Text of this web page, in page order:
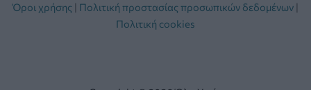
Όροι χρήσης | Πολιτική προστασίας προσωπικών δεδομένων |
Πολιτική cookies